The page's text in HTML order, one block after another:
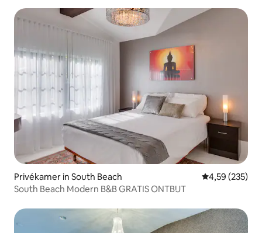
Privékamer in South Beach Gemiddelde
4,59 (235)
South Beach Modern B&B GRATIS ONTBIJT